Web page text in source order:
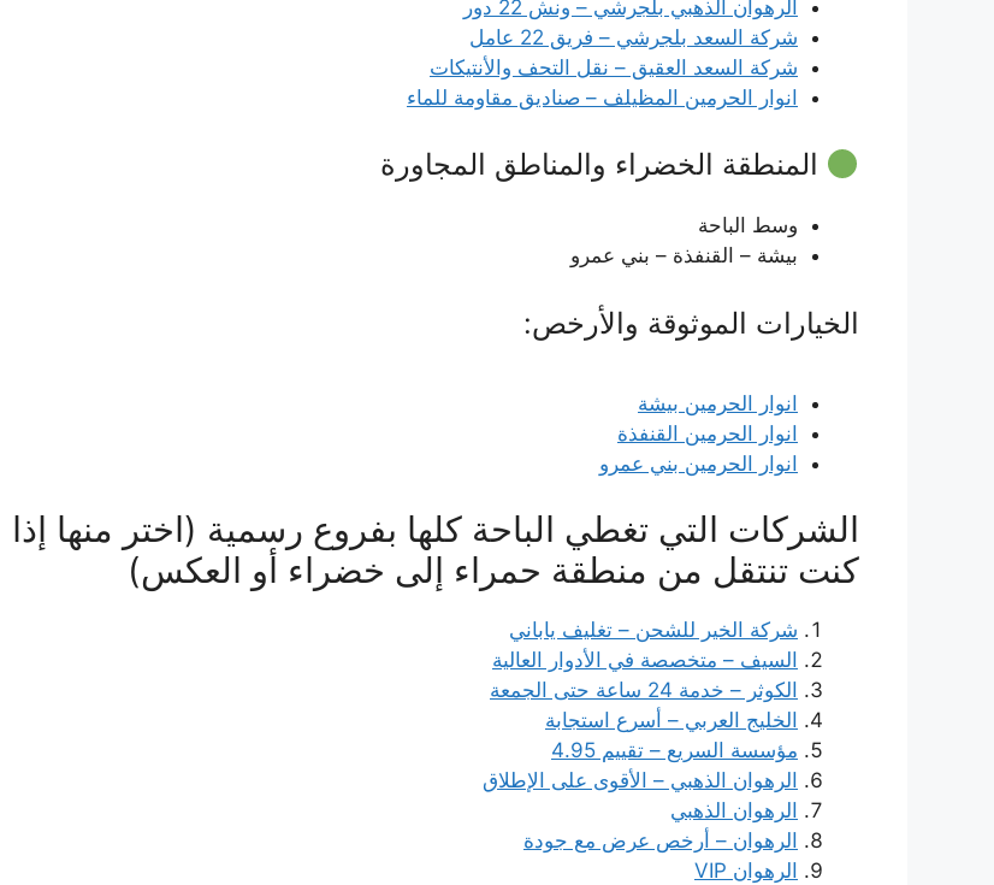
الرهوان الذهبي بلجرشي – ونش 22 دور
شركة السعد بلجرشي – فريق 22 عامل
شركة السعد العقيق – نقل التحف والأنتيكات
انوار الحرمين المظيلف – صناديق مقاومة للماء
المنطقة الخضراء والمناطق المجاورة
وسط الباحة
بيشة – القنفذة – بني عمرو
الخيارات الموثوقة والأرخص:
انوار الحرمين بيشة
انوار الحرمين القنفذة
انوار الحرمين بني عمرو
الشركات التي تغطي الباحة كلها بفروع رسمية (اختر منها إذا
كنت تنتقل من منطقة حمراء إلى خضراء أو العكس)
شركة الخير للشحن – تغليف ياباني
السيف – متخصصة في الأدوار العالية
الكوثر – خدمة 24 ساعة حتى الجمعة
الخليج العربي – أسرع استجابة
مؤسسة السريع – تقييم 4.95
الرهوان الذهبي – الأقوى على الإطلاق
الرهوان الذهبي
الرهوان – أرخص عرض مع جودة
الرهوان VIP